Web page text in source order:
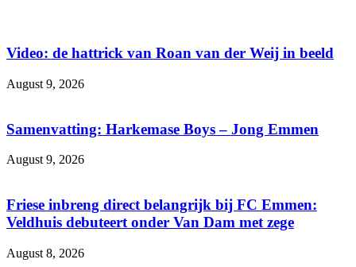
Video: de hattrick van Roan van der Weij in beeld
August 9, 2026
Samenvatting: Harkemase Boys – Jong Emmen
August 9, 2026
Friese inbreng direct belangrijk bij FC Emmen:
Veldhuis debuteert onder Van Dam met zege
August 8, 2026